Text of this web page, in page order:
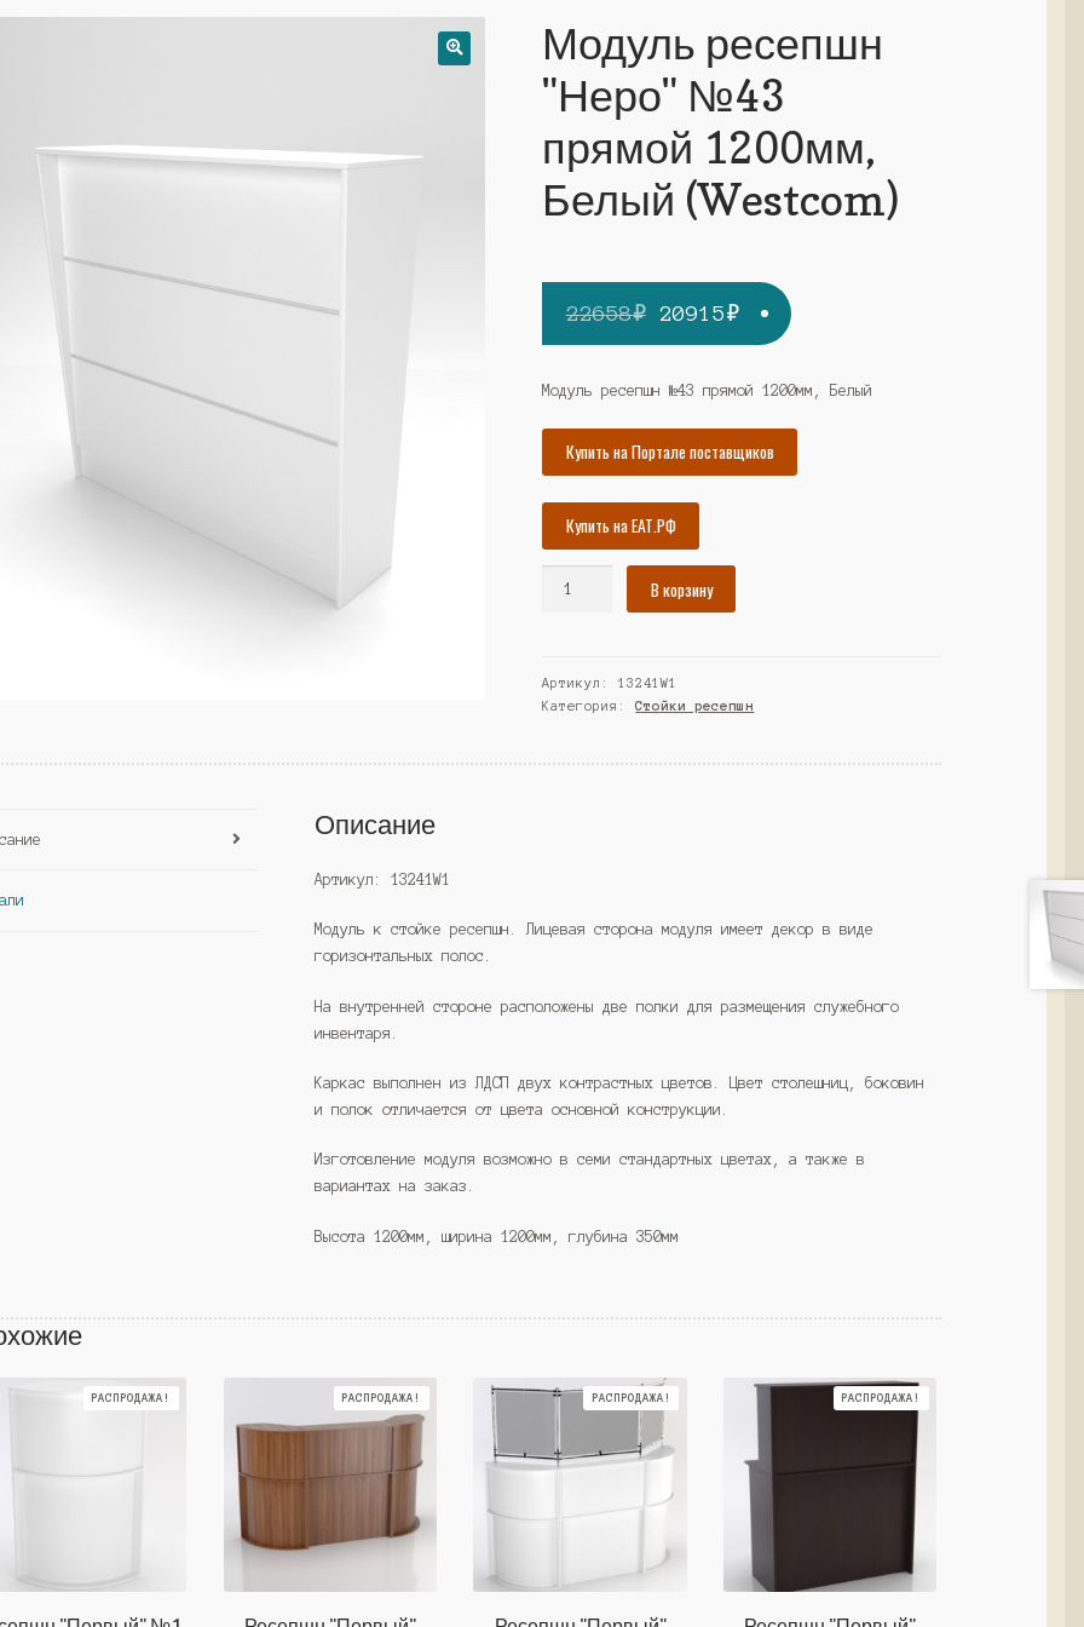
Модуль ресепшн
"Неро" №43
прямой 1200мм,
Белый (Westcom)
22658₽ Первоначальная
цена
составляла
22658₽.
20915₽Текущая
цена:
20915₽.
Модуль ресепшн №43 прямой 1200мм, Белый
Купить на Портале поставщиков
Купить на ЕАТ.РФ
"Неро"
№43
1200мм,
В корзину
Артикул:13241W1
Категория:Стойки ресепшн
Описание
Артикул: 13241W1
Модуль к стойке ресепшн. Лицевая сторона модуля имеет декор в виде
горизонтальных полос.
На внутренней стороне расположены две полки для размещения служебного
инвентаря.
Каркас выполнен из ЛДСП двух контрастных цветов. Цвет столешниц, боковин
и полок отличается от цвета основной конструкции.
Изготовление модуля возможно в семи стандартных цветах, а также в
вариантах на заказ.
Высота 1200мм, ширина 1200мм, глубина 350мм
РАСПРОДАЖА! РАСПРОДАЖА! РАСПРОДАЖА! РАСПРОДАЖА!